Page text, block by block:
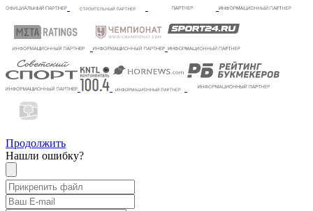
Продолжить
Нашли ошибку?